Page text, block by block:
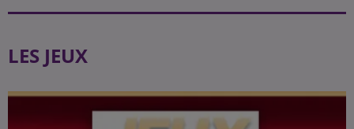
LES JEUX